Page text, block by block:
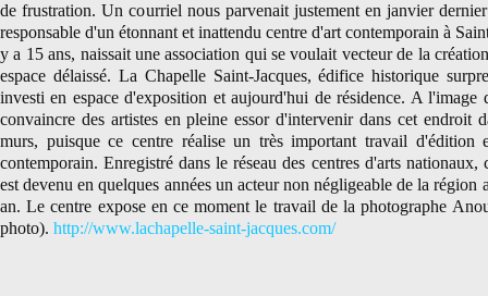
de frustration. Un courriel nous parvenait justement en janvier
responsable d'un étonnant et inattendu centre d'art contemporain à
y a 15 ans, naissait une association qui se voulait vecteur de la
espace délaissé. La Chapelle Saint-Jacques, édifice historique
investi en espace d'exposition et aujourd'hui de résidence. A l'image
convaincre des artistes en pleine essor d'intervenir dans cet endroit
murs, puisque ce centre réalise un très important travail d'édition
contemporain. Enregistré dans le réseau des centres d'arts nationaux,
est devenu en quelques années un acteur non négligeable de la région
an. Le centre expose en ce moment le travail de la photographe
photo). http://www.lachapelle-saint-jacques.com/